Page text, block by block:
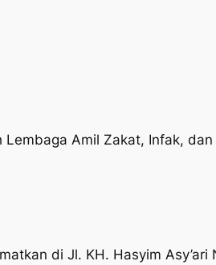
Amil Zakat, Infak,
di Jl. KH. Hasyim